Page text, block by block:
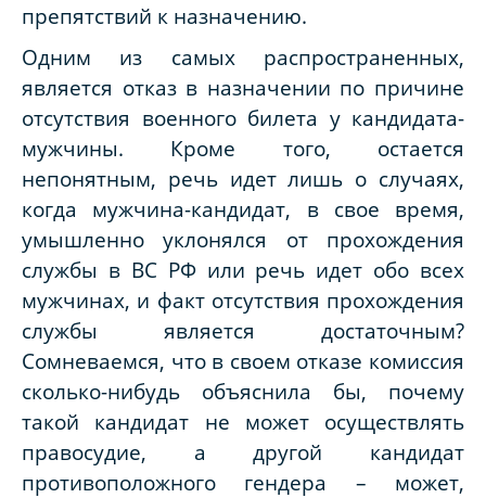
препятствий к назначению.
Одним из самых распространенных,
является отказ в назначении по причине
отсутствия военного билета у кандидата-
мужчины. Кроме того, остается
непонятным, речь идет лишь о случаях,
когда мужчина-кандидат, в свое время,
умышленно уклонялся от прохождения
службы в ВС РФ или речь идет обо всех
мужчинах, и факт отсутствия прохождения
службы является достаточным?
Сомневаемся, что в своем отказе комиссия
сколько-нибудь объяснила бы, почему
такой кандидат не может осуществлять
правосудие, а другой кандидат
противоположного гендера – может,